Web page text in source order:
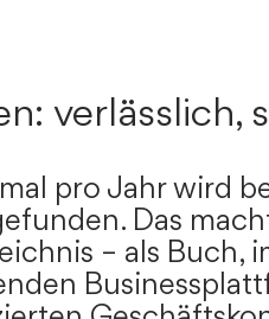
verlässlich,
pro Jahr wird
Das
– als Buch,